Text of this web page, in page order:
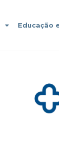
Educação